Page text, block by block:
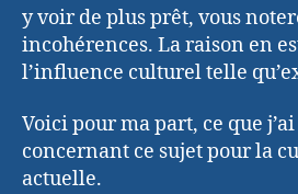
y voir de plus prêt, vous
incohérences. La raison en
l’influence culturel telle
Voici pour ma part, ce que
concernant ce sujet pour la
actuelle.